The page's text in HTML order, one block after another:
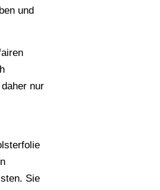
und
nur
Sie